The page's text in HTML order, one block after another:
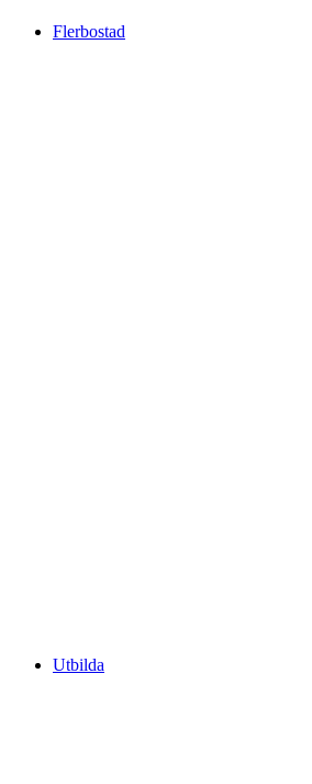
Flerbostad
Utbilda